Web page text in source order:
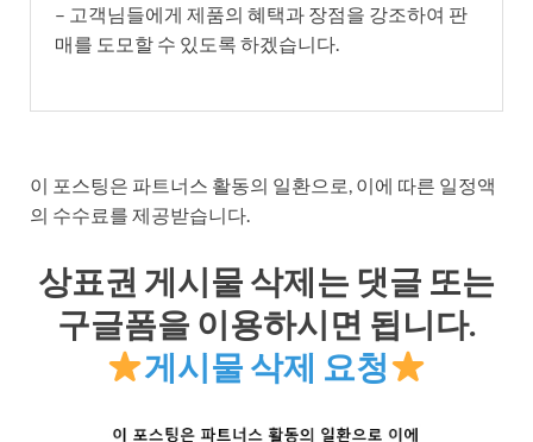
– 고객님들에게 제품의 혜택과 장점을 강조하여 판
매를 도모할 수 있도록 하겠습니다.
이 포스팅은 파트너스 활동의 일환으로, 이에 따른 일정액
의 수수료를 제공받습니다.
상표권 게시물 삭제는 댓글 또는
구글폼을 이용하시면 됩니다.
게시물 삭제 요청